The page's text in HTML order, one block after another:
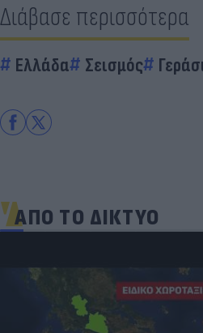
Διάβασε περισσότερα
Ελλάδα Σεισμός
ΑΠΟ ΤΟ ΔΙΚΤΥΟ